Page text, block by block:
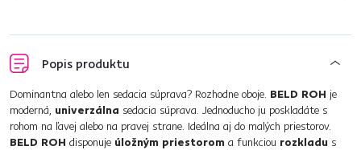
Popis produktu
Dominantna alebo len sedacia súprava? Rozhodne oboje. BELD ROH je
moderná, univerzálna sedacia súprava. Jednoducho ju poskladáte s
rohom na ľavej alebo na pravej strane. Ideálna aj do malých priestorov.
BELD ROH disponuje úložným priestorom a funkciou rozkladu s